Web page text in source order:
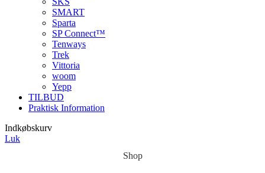
SMART
Sparta
SP Connect™
Tenways
Trek
Vittoria
woom
Yepp
TILBUD
Praktisk Information
Indkøbskurv
Luk
Shop